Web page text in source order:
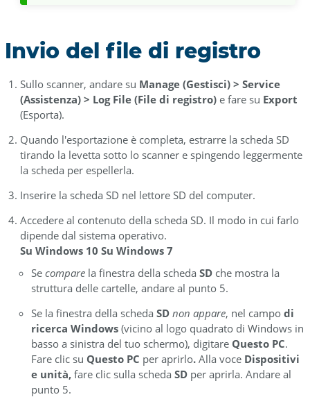
Invio del file di registro
Sullo scanner, andare su Manage (Gestisci) > Service
(Assistenza) > Log File (File di registro) e fare su Export
(Esporta).
Quando l'esportazione è completa, estrarre la scheda SD
tirando la levetta sotto lo scanner e spingendo leggermente
la scheda per espellerla.
Inserire la scheda SD nel lettore SD del computer.
Accedere al contenuto della scheda SD. Il modo in cui farlo
dipende dal sistema operativo.
Su Windows 10 Su Windows 7
Se compare la finestra della scheda SD che mostra la
struttura delle cartelle, andare al punto 5.
Se la finestra della scheda SD non appare, nel campo di
ricerca Windows (vicino al logo quadrato di Windows in
basso a sinistra del tuo schermo), digitare Questo PC.
Fare clic su Questo PC per aprirlo. Alla voce Dispositivi
e unità,fare clic sulla scheda SDper aprirla. Andare al
punto 5.